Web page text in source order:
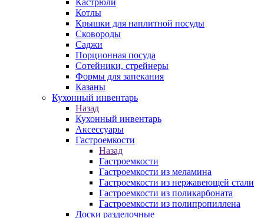
Кастрюли
Котлы
Крышки для наплитной посуды
Сковороды
Саджи
Порционная посуда
Сотейники, стрейнеры
Формы для запекания
Казаны
Кухонный инвентарь
Назад
Кухонный инвентарь
Аксессуары
Гастроемкости
Назад
Гастроемкости
Гастроемкости из меламина
Гастроемкости из нержавеющей стали
Гастроемкости из поликарбоната
Гастроемкости из полипропиллена
Доски разделочные